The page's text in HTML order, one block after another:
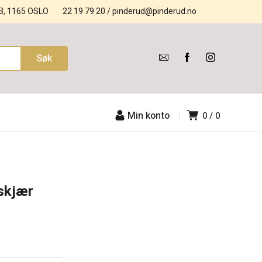
22 19 79 20/pinderud@pinderud.no
1165 OSLO
0 0
Min konto